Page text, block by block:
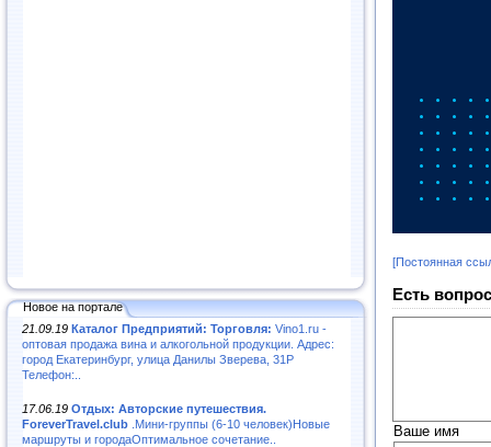
Новое на портале
21.09.19 Каталог Предприятий: Торговля: Vino1.ru -
оптовая продажа вина и алкогольной продукции. Адрес:
город Екатеринбург, улица Данилы Зверева, 31Р
Телефон:..
17.06.19 Отдых: Авторские путешествия.
ForeverTravel.club .Мини-группы (6-10 человек)Новые
маршруты и городаОптимальное сочетание..
[Постоянная
Есть
Ваше имя